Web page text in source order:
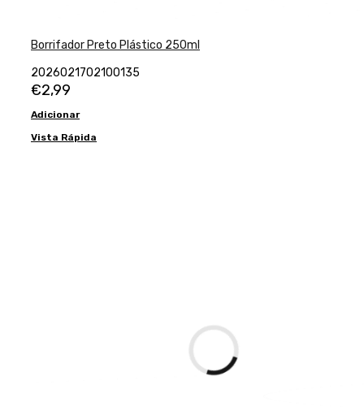
Borrifador Preto Plástico 250ml
2026021702100135
€2,99
Adicionar
Vista Rápida